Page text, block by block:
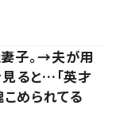
子。→夫が用
ると…「英才
められてる